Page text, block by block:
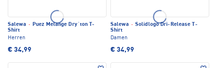
Salewa · Puez Melange Dry´ton T-
Shirt
Herren
€ 34,99
Salewa · Solidlogo Dri-Release T-
Shirt
Damen
€ 34,99